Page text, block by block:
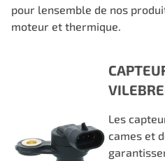
pour lensemble de nos
moteur et thermique.
Les
cames et